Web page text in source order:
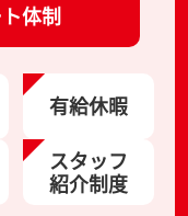
体制
有給休暇
スタッフ
紹介制度